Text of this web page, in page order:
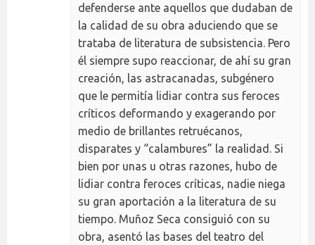
defenderse ante aquellos que dudaban de
la calidad de su obra aduciendo que se
trataba de literatura de subsistencia. Pero
él siempre supo reaccionar, de ahí su gran
creación, las astracanadas, subgénero
que le permitía lidiar contra sus feroces
críticos deformando y exagerando por
medio de brillantes retruécanos,
disparates y “calambures” la realidad. Si
bien por unas u otras razones, hubo de
lidiar contra feroces críticas, nadie niega
su gran aportación a la literatura de su
tiempo. Muñoz Seca consiguió con su
obra, asentó las bases del teatro del